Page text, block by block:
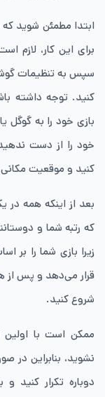
ابتدا مطمئن شوید
سپس به تنظیمات
کنید. توجه داشته
بازی خود را به
کنید و موقعیت مکانی
بعد از اینکه همه در
که رتبه شما و
زیرا بازی شما را بر
قرار می‌دهد و پس از
شروع کنید.
ممکن است با
نشوید، بنابراین در
دوباره تکرار کنید